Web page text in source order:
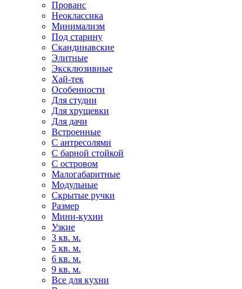
Прованс
Неоклассика
Минимализм
Под старину
Скандинавские
Элитные
Эксклюзивные
Хай-тек
Особенности
Для студии
Для хрущевки
Для дачи
Встроенные
С антресолями
С барной стойкой
С островом
Малогабаритные
Модульные
Скрытые ручки
Размер
Мини-кухни
Узкие
3 кв. м.
5 кв. м.
6 кв. м.
9 кв. м.
Все для кухни